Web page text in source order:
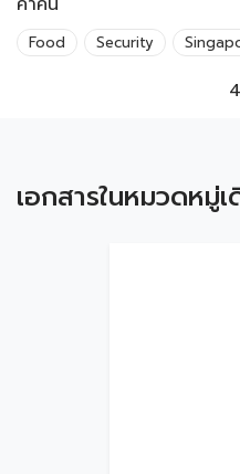
Food Security
เอกสารในหมวดหมู่